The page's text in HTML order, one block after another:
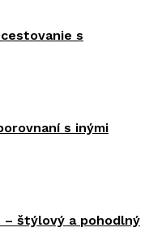
s
s inými
– štýlový a pohodlný